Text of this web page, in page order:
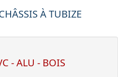
À TUBIZE
- ALU - BOIS